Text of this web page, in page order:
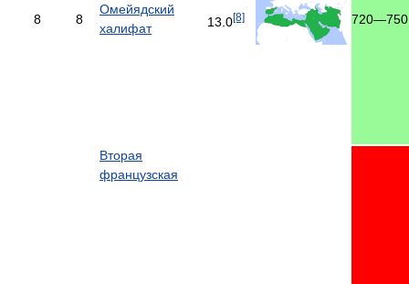
8 8
Омейядский
халифат
13.0[8] 720—750
Вторая
французская